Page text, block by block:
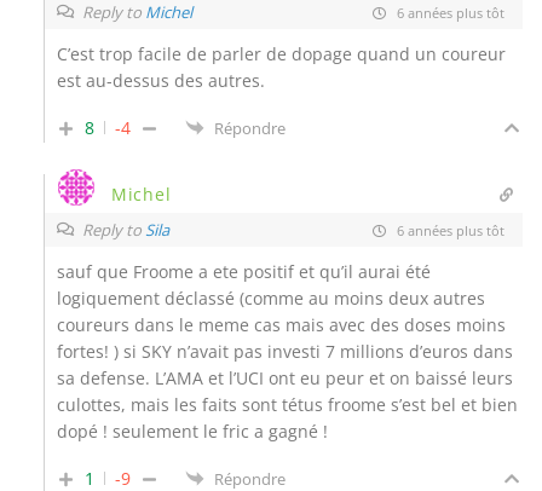
Reply to Michel 6 années plus tôt
C’est trop facile de parler de dopage quand un coureur
est au-dessus des autres.
8 -4 Répondre
Michel
Reply toSila 6 années plus tôt
sauf que Froome a ete positif et qu’il aurai été
logiquement déclassé (comme au moins deux autres
coureurs dans le meme cas mais avec des doses moins
fortes! ) si SKY n’avait pas investi 7 millions d’euros dans
sa defense. L’AMA et l’UCI ont eu peur et on baissé leurs
culottes, mais les faits sont tétus froome s’est bel et bien
dopé ! seulement le fric a gagné !
1 -9 Répondre